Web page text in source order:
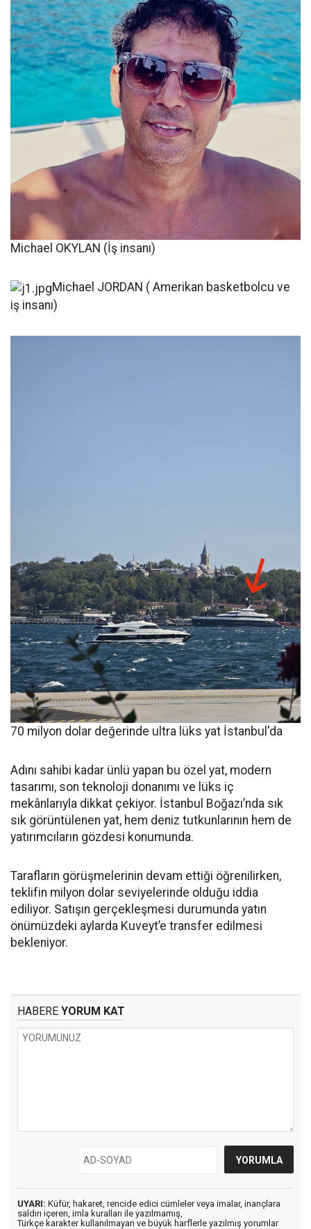
Michael OKYLAN (İş insanı)
Michael JORDAN ( Amerikan basketbolcu ve
iş insanı)
70 milyon dolar değerinde ultra lüks yat İstanbul'da
Adını sahibi kadar ünlü yapan bu özel yat, modern
tasarımı, son teknoloji donanımı ve lüks iç
mekânlarıyla dikkat çekiyor. İstanbul Boğazı’nda sık
sık görüntülenen yat, hem deniz tutkunlarının hem de
yatırımcıların gözdesi konumunda.
Tarafların görüşmelerinin devam ettiği öğrenilirken,
teklifin milyon dolar seviyelerinde olduğu iddia
ediliyor. Satışın gerçekleşmesi durumunda yatın
önümüzdeki aylarda Kuveyt’e transfer edilmesi
bekleniyor.
HABERE YORUM KAT
UYARI: Küfür, hakaret, rencide edici cümleler veya imalar, inançlara
saldırı içeren, imla kuralları ile yazılmamış,
Türkçe karakter kullanılmayan ve büyük harflerle yazılmış yorumlar